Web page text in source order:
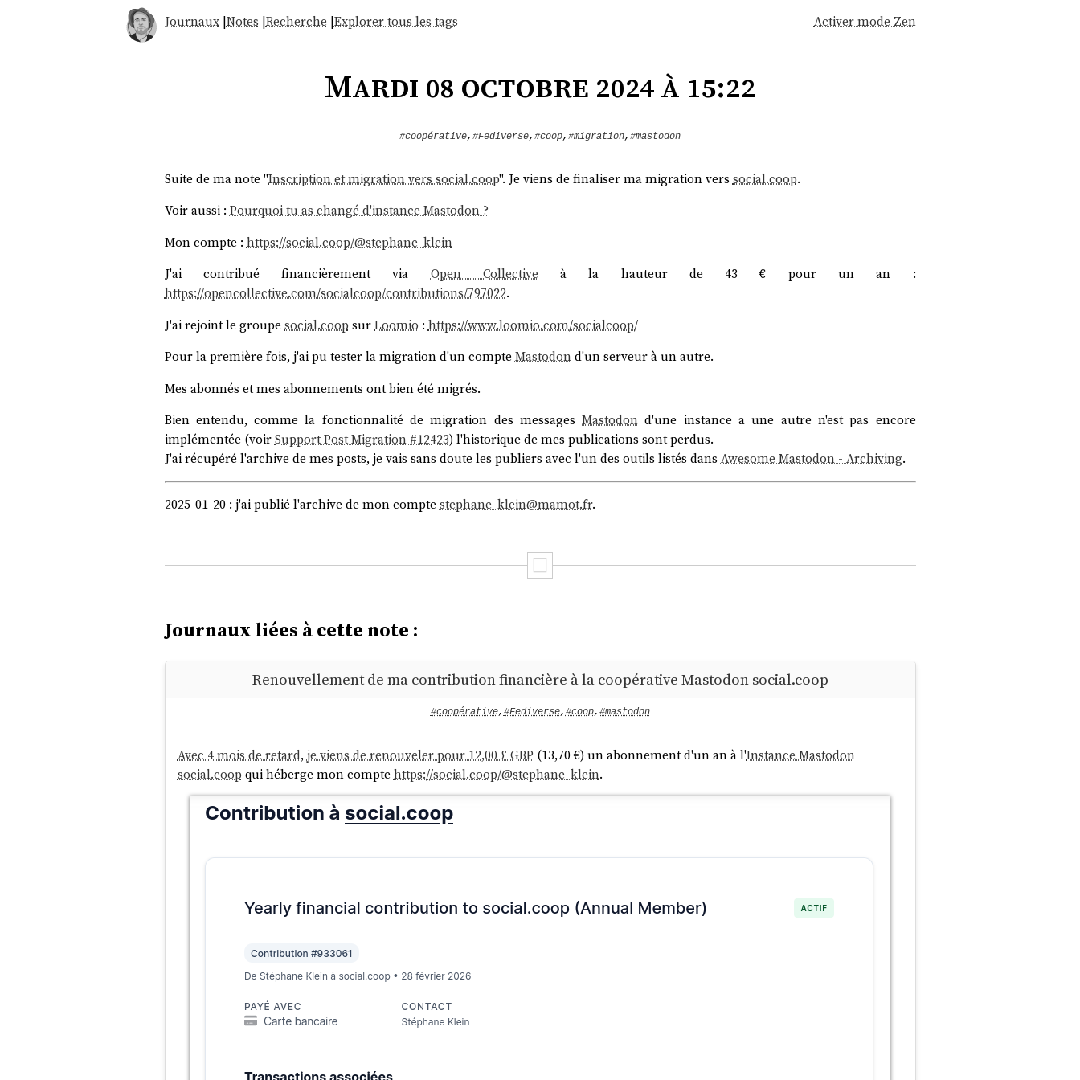
Journaux|Notes |Recherche |Explorer tous les tags Activer mode Zen
Mardi 08 octobre 2024 à 15:22
#coopérative, #Fediverse, #coop, #migration, #mastodon
Suite de ma note "Inscription et migration vers social.coop". Je viens de finaliser ma migration vers social.coop.
Voir aussi :Pourquoi tu as changé d'instance Mastodon ?
Mon compte : https://social.coop/@stephane_klein
J'ai contribué financièrement viaOpen Collective à la hauteur de 43 € pour un an :
https://opencollective.com/socialcoop/contributions/797022.
J'ai rejoint le groupe social.coop surLoomio : https://www.loomio.com/socialcoop/
Pour la première fois, j'ai pu tester la migration d'un compteMastodond'un serveur à un autre.
Mes abonnés et mes abonnements ont bien été migrés.
Bien entendu, comme la fonctionnalité de migration des messagesMastodon d'une instance a une autre n'est pas encore
implémentée (voirSupport Post Migration #12423) l'historique de mes publications sont perdus.
J'ai récupéré l'archive de mes posts, je vais sans doute les publiers avec l'un des outils listés dansAwesome Mastodon - Archiving.
2025-01-20 : j'ai publié l'archive de mon comptestephane_klein@mamot.fr.
Journaux liées à cette note :
Renouvellement de ma contribution financière à la coopérative Mastodon social.coop
#coopérative, #Fediverse, #coop, #mastodon
Avec 4 mois de retard, je viens de renouveler pour 12,00 £ GBP (13,70 €) un abonnement d'un an à l'Instance Mastodon
social.coop qui héberge mon compte https://social.coop/@stephane_klein.